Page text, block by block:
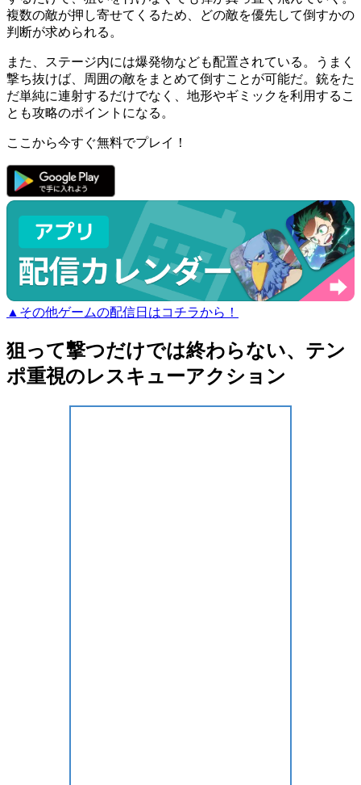
複数の敵が押し寄せてくるため、どの敵を優先して倒すかの
判断が求められる。
また、ステージ内には爆発物なども配置されている。うまく
撃ち抜けば、周囲の敵をまとめて倒すことが可能だ。銃をた
だ単純に連射するだけでなく、地形やギミックを利用するこ
とも攻略のポイントになる。
ここから今すぐ無料でプレイ！
▲その他ゲームの配信日はコチラから！
狙って撃つだけでは終わらない、テン
ポ重視のレスキューアクション